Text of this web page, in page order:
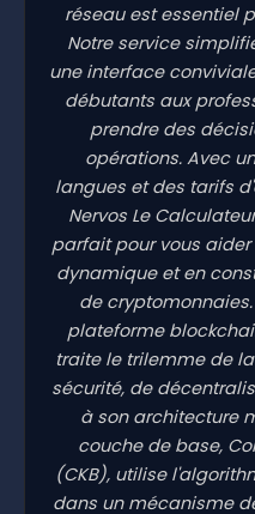
réseau est essentiel
Notre service
une interface
débutants aux
prendre des
opérations. Avec
langues et des tarifs
Nervos Le
parfait pour vous
dynamique et en
de
plateforme
traite le trilemme de
sécurité, de
à son architecture
couche de base,
(CKB), utilise
dans un mécanisme